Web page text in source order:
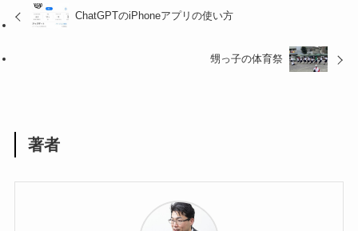
ChatGPTのiPhoneアプリの使い方
甥っ子の体育祭
著者